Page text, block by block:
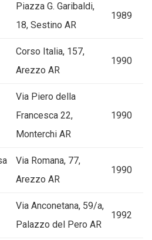
Piazza G. Garibaldi,
18, Sestino AR
1989
Corso Italia, 157,
Arezzo AR
1990
Via Piero della
Francesca 22,
Monterchi AR
1990
Via Romana, 77,
Arezzo AR
1990
Via Anconetana, 59/a,
Palazzo del Pero AR
1992